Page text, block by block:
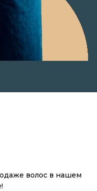
волос в нашем